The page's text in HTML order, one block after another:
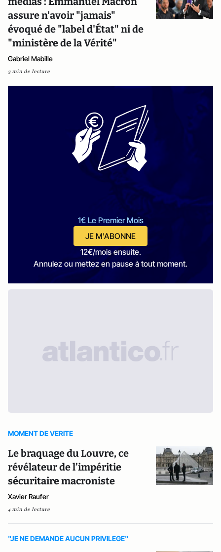
assure n'avoir "jamais"
évoqué de "label d'État" ni de
"ministère de la Vérité"
Gabriel Mabille
3 min de lecture
1€ Le Premier Mois
JE M'ABONNE
12€/mois ensuite.
Annulez ou mettez en pause à tout moment.
MOMENT DE VERITE
Le braquage du Louvre, ce
révélateur de l’impéritie
sécuritaire macroniste
Xavier Raufer
4 min de lecture
"JE NE DEMANDE AUCUN PRIVILEGE"